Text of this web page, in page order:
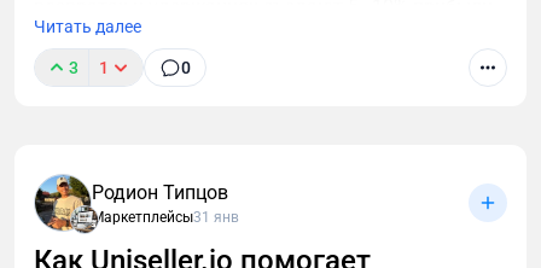
каждый месяц.
Важно понимать простую вещь: финансовый учёт
бизнес работает вслепую. Хорошая новость в том,
что сегодня это уже не проблема — если
использовать правильный инструмент.
Читать далее
3 1 0
Родион Типцов
Маркетплейсы31 янв
Как Uniseller.io помогает